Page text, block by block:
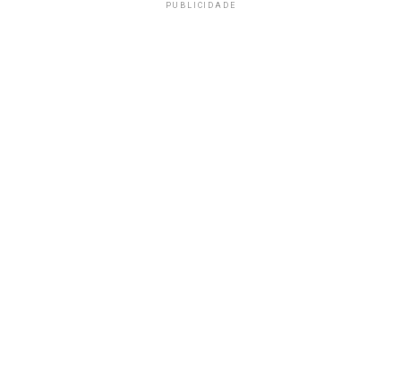
PUBLICIDADE